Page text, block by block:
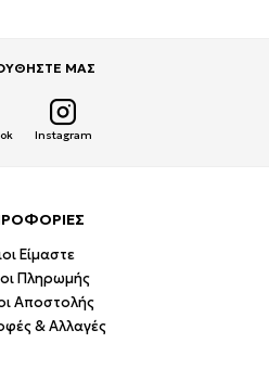
ΜΑΣ
Instagram
Είμαστε
Πληρωμής
Αποστολής
& Αλλαγές